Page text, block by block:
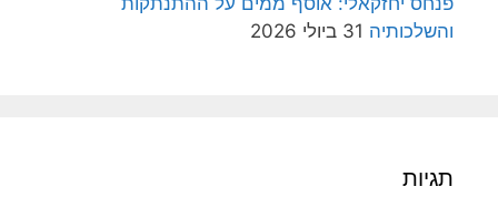
והשלכותיה 31 ביולי 2026
תגיות